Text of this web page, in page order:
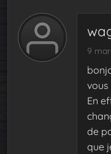
9
vous
En
de
que